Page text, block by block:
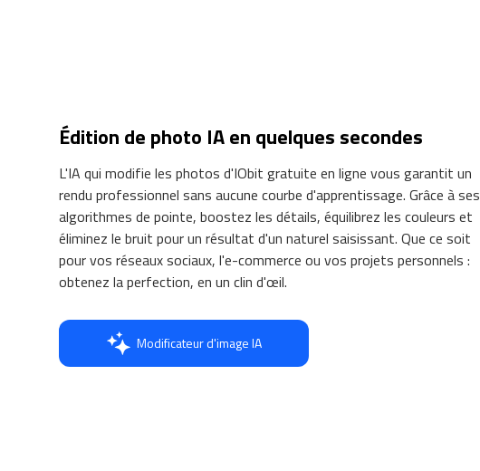
Édition de photo IA en quelques secondes
L'IA qui modifie les photos d'IObit gratuite en ligne vous garantit un
rendu professionnel sans aucune courbe d'apprentissage. Grâce à ses
algorithmes de pointe, boostez les détails, équilibrez les couleurs et
éliminez le bruit pour un résultat d'un naturel saisissant. Que ce soit
pour vos réseaux sociaux, l'e-commerce ou vos projets personnels :
obtenez la perfection, en un clin d'œil.
Modificateur d'image IA